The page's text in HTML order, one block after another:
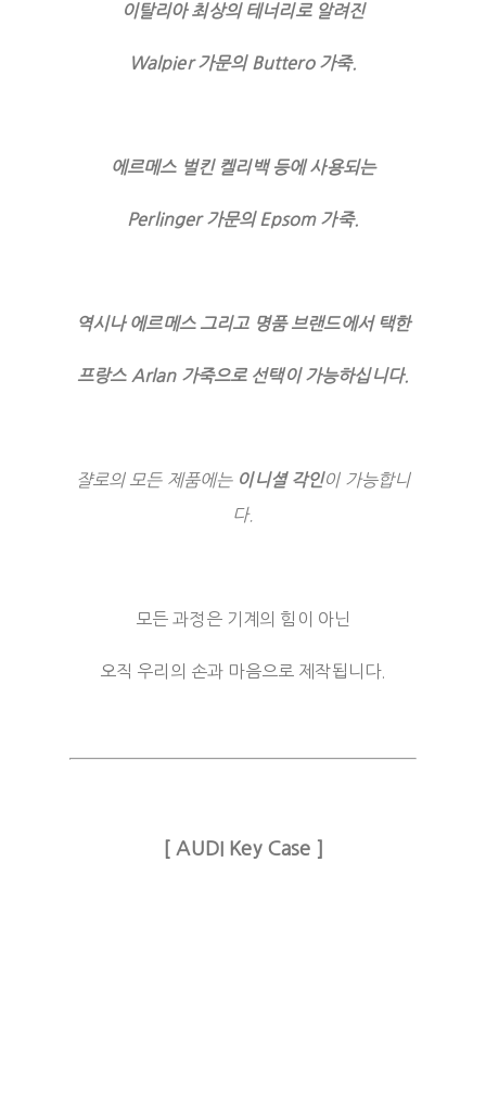
이탈리아 최상의 테너리로 알려진
Walpier 가문의 Buttero 가죽.
에르메스 벌킨 켈리백 등에 사용되는
Perlinger 가문의 Epsom 가죽.
역시나 에르메스 그리고 명품 브랜드에서 택한
프랑스 Arlan 가죽으로 선택이 가능하십니다.
쟐로의 모든 제품에는 이니셜 각인이 가능합니
다.
모든 과정은 기계의 힘이 아닌
오직 우리의 손과 마음으로 제작됩니다.
[ AUDI Key Case ]